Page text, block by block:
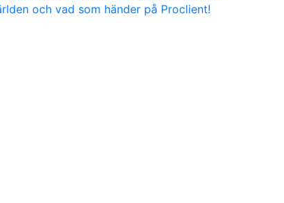
och vad som händer på Proclient!